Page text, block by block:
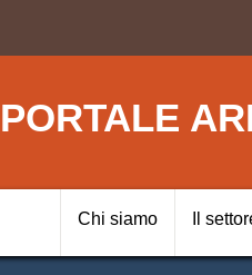
PORTALE
Chi siamo Il